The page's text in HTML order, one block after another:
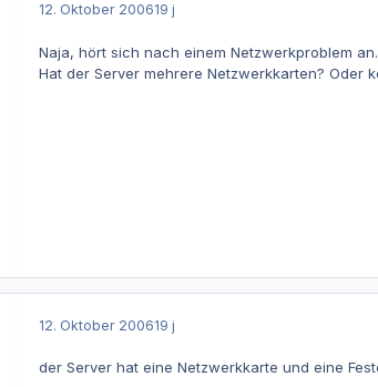
12. Oktober 200619 j
Naja, hört sich nach einem Netzwerkproblem
Hat der Server mehrere Netzwerkkarten? Oder
12. Oktober 200619 j
der Server hat eine Netzwerkkarte und eine